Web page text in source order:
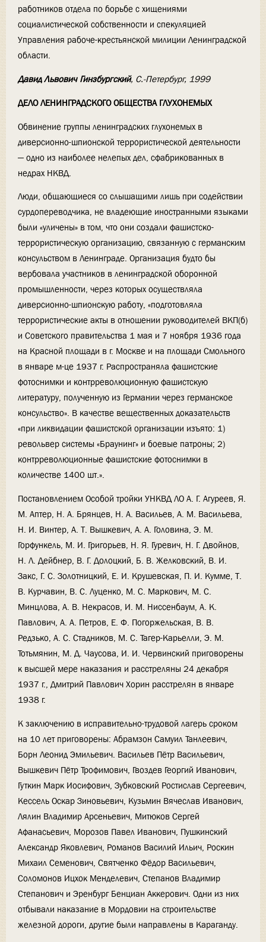
работников отдела по борьбе с хищениями
социалистической собственности и спекуляцией
Управления рабоче-крестьянской милиции Ленинградской
области.
Давид Львович Гинзбургский, С.-Петербург, 1999
ДЕЛО ЛЕНИНГРАДСКОГО ОБЩЕСТВА ГЛУХОНЕМЫХ
Обвинение группы ленинградских глухонемых в
диверсионно-шпионской террористической деятельности
— одно из наиболее нелепых дел, сфабрикованных в
недрах НКВД.
Люди, общающиеся со слышащими лишь при содействии
сурдопереводчика, не владеющие иностранными языками
были «уличены» в том, что они создали фашистско-
террористическую организацию, связанную с германским
консульством в Ленинграде. Организация будто бы
вербовала участников в ленинградской оборонной
промышленности, через которых осуществляла
диверсионно-шпионскую работу, «подготовляла
террористические акты в отношении руководителей ВКП(б)
и Советского правительства 1 мая и 7 ноября 1936 года
на Красной площади в г. Москве и на площади Смольного
в январе м-це 1937 г. Распространяла фашистские
фотоснимки и контрреволюционную фашистскую
литературу, полученную из Германии через германское
консульство». В качестве вещественных доказательств
«при ликвидации фашистской организации изъято: 1)
револьвер системы «Браунинг» и боевые патроны; 2)
контрреволюционные фашистские фотоснимки в
количестве 1400 шт.».
Постановлением Особой тройки УНКВД ЛО А. Г. Агуреев, Я.
М. Аптер, Н. А. Брянцев, Н. А. Васильев, А. М. Васильева,
Н. И. Винтер, А. Т. Вышкевич, А. А. Головина, Э. М.
Горфункель, М. И. Григорьев, Н. Я. Гуревич, Н. Г. Двойнов,
Н. Л. Дейбнер, В. Г. Долоцкий, Б. В. Желковский, В. И.
Закс, Г. С. Золотницкий, Е. И. Крушевская, П. И. Кумме, Т.
В. Курчавин, В. С. Луценко, М. С. Маркович, М. С.
Минцлова, А. В. Некрасов, И. М. Ниссенбаум, А. К.
Павлович, А. А. Петров, Е. Ф. Погоржельская, В. В.
Редзько, А. С. Стадников, М. С. Тагер-Карьелли, Э. М.
Тотьмянин, М. Д. Чаусова, И. И. Червинский приговорены
к высшей мере наказания и расстреляны 24 декабря
1937 г., Дмитрий Павлович Хорин расстрелян в январе
1938 г.
К заключению в исправительно-трудовой лагерь сроком
на 10 лет приговорены: Абрамзон Самуил Танлеевич,
Борн Леонид Эмильевич. Васильев Пётр Васильевич,
Вышкевич Пётр Трофимович, Гвоздев Георгий Иванович,
Гуткин Марк Иосифович, Зубковский Ростислав Сергеевич,
Кессель Оскар Зиновьевич, Кузьмин Вячеслав Иванович,
Лялин Владимир Арсеньевич, Митюков Сергей
Афанасьевич, Морозов Павел Иванович, Пушкинский
Александр Яковлевич, Романов Василий Ильич, Роскин
Михаил Семенович, Святченко Фёдор Васильевич,
Соломонов Ицхок Менделевич, Степанов Владимир
Степанович и Эренбург Бенциан Аккерович. Одни из них
отбывали наказание в Мордовии на строительстве
железной дороги, другие были направлены в Караганду.